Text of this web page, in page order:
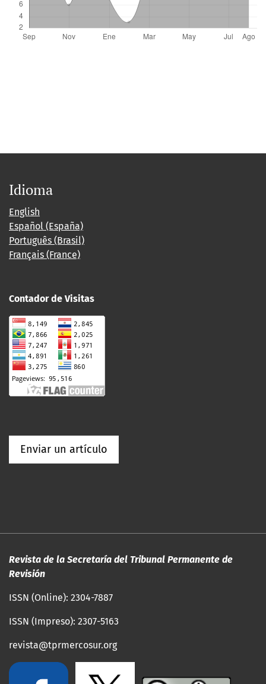
Idioma
English
Español (España)
Português (Brasil)
Français (France)
Contador de Visitas
Enviar un artículo
Revista de la Secretaría del Tribunal Permanente de
Revisión
ISSN (Online): 2304-7887
ISSN (Impreso): 2307-5163
revista@tprmercosur.org